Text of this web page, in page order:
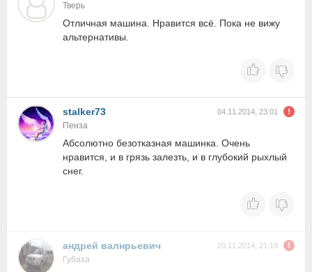
Тверь
Отличная машина. Нравится всё. Пока не вижу
альтернативы.
stalker73 04.11.2014, 23:01
Пенза
Абсолютно безотказная машинка. Очень
нравится, и в грязь залезть, и в глубокий рыхлый
снег.
андрей валнрьевич 20.11.2014, 21:18
Губаха